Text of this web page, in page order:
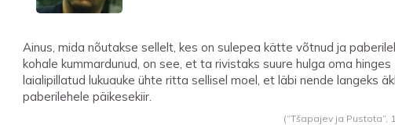
Ainus, mida nõutakse sellelt, kes on sulepea kätte võtnud ja
kohale kummardunud, on see, et ta rivistaks suure hulga oma hinges
laialipillatud lukuauke ühte ritta sellisel moel, et läbi nende langeks
paberilehele päikesekiir.
(“Tšapajev ja Pustota”,